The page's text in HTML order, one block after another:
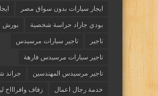
ايجار سيارات بدون سواق مصر
بودي جاراد حراسة شخصية بورش
تاجير تاجير سيارات مرسيدس
تاجير سيارات مرسيدس فارهة
تاجير مرسيدس المهندسين جراند
خدمة رجال اعمال زفاف وافراااح